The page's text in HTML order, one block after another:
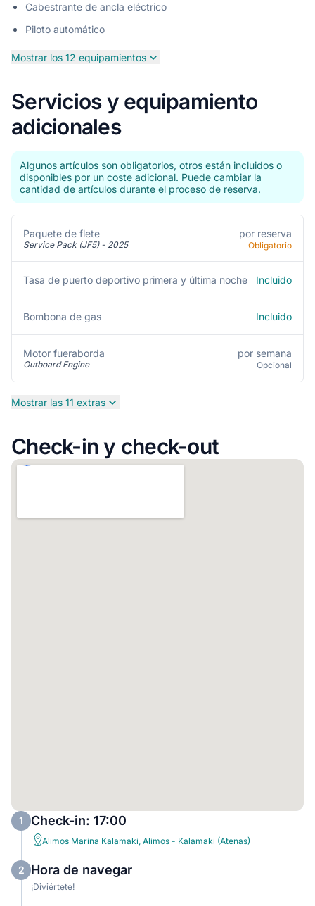
Cabestrante de ancla eléctrico
Piloto automático
Mostrar los 12 equipamientos
Servicios y equipamiento
adicionales
Algunos artículos son obligatorios, otros están incluidos o
disponibles por un coste adicional. Puede cambiar la
cantidad de artículos durante el proceso de reserva.
Paquete de flete
Service Pack (JF5) - 2025
por reserva
Obligatorio
Tasa de puerto deportivo primera y última noche Incluido
Bombona de gas Incluido
Motor fueraborda
Outboard Engine
por semana
Opcional
Mostrar las 11 extras
Check-in y check-out
1 Check-in: 17:00
Alimos Marina Kalamaki, Alimos - Kalamaki (Atenas)
2 Hora de navegar
¡Diviértete!